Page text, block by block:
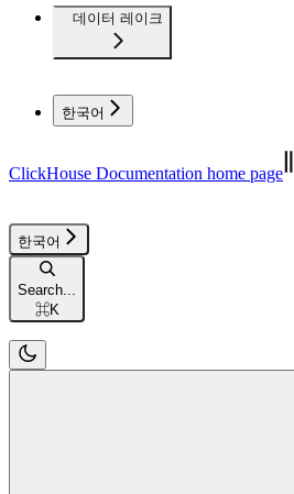
데이터 레이크
한국어
ClickHouse Documentation home page
한국어
Search...
⌘K